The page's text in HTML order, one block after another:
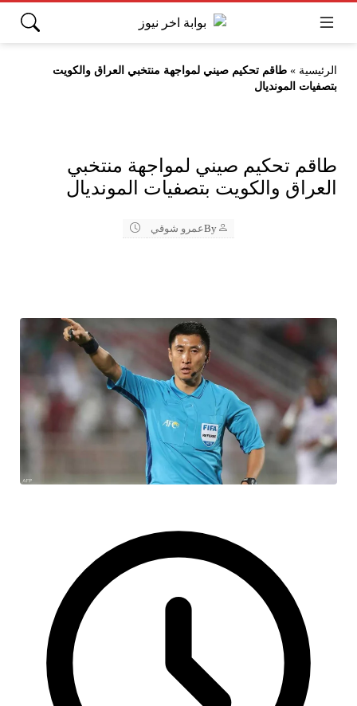
الرئيسية » طاقم تحكيم صيني لمواجهة منتخبي العراق والكويت
بتصفيات المونديال
طاقم تحكيم صيني لمواجهة منتخبي
العراق والكويت بتصفيات المونديال
Byعمرو شوقي